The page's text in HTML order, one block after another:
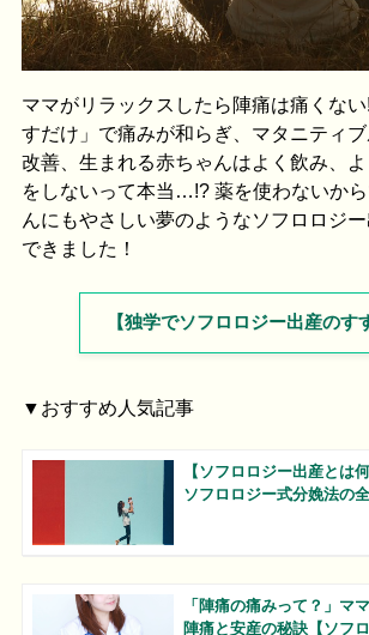
ママがリラックスしたら陣痛は痛くな
すだけ」で痛みが和らぎ、マタニティ
改善、生まれる赤ちゃんはよく飲み、
をしないって本当…!? 薬を使わないか
んにもやさしい夢のようなソフロロジ
できました！
【独学でソフロロジー出産のす
▼おすすめ人気記事
【ソフロロジー出産とは
ソフロロジー式分娩法の
「陣痛の痛みって？」マ
陣痛と安産の秘訣【ソフ